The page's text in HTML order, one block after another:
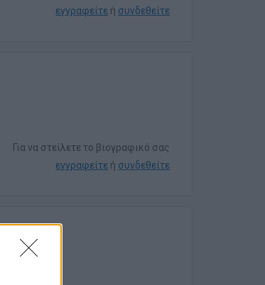
εγγραφείτε ή συνδεθείτε
Για να στείλετε το βιογραφικό σας
εγγραφείτε ή συνδεθείτε